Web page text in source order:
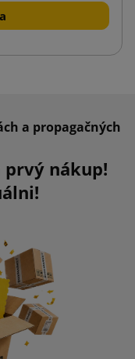
a propagačných
nákup!